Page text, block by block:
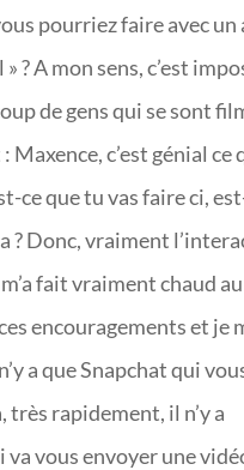
pourriez faire avec un
? A mon sens, c’est
de gens qui se sont
Maxence, c’est génial ce
ce que tu vas faire ci,
? Donc, vraiment
fait vraiment chaud
encouragements et je
a que Snapchat qui
très rapidement, il n’y a
va vous envoyer une